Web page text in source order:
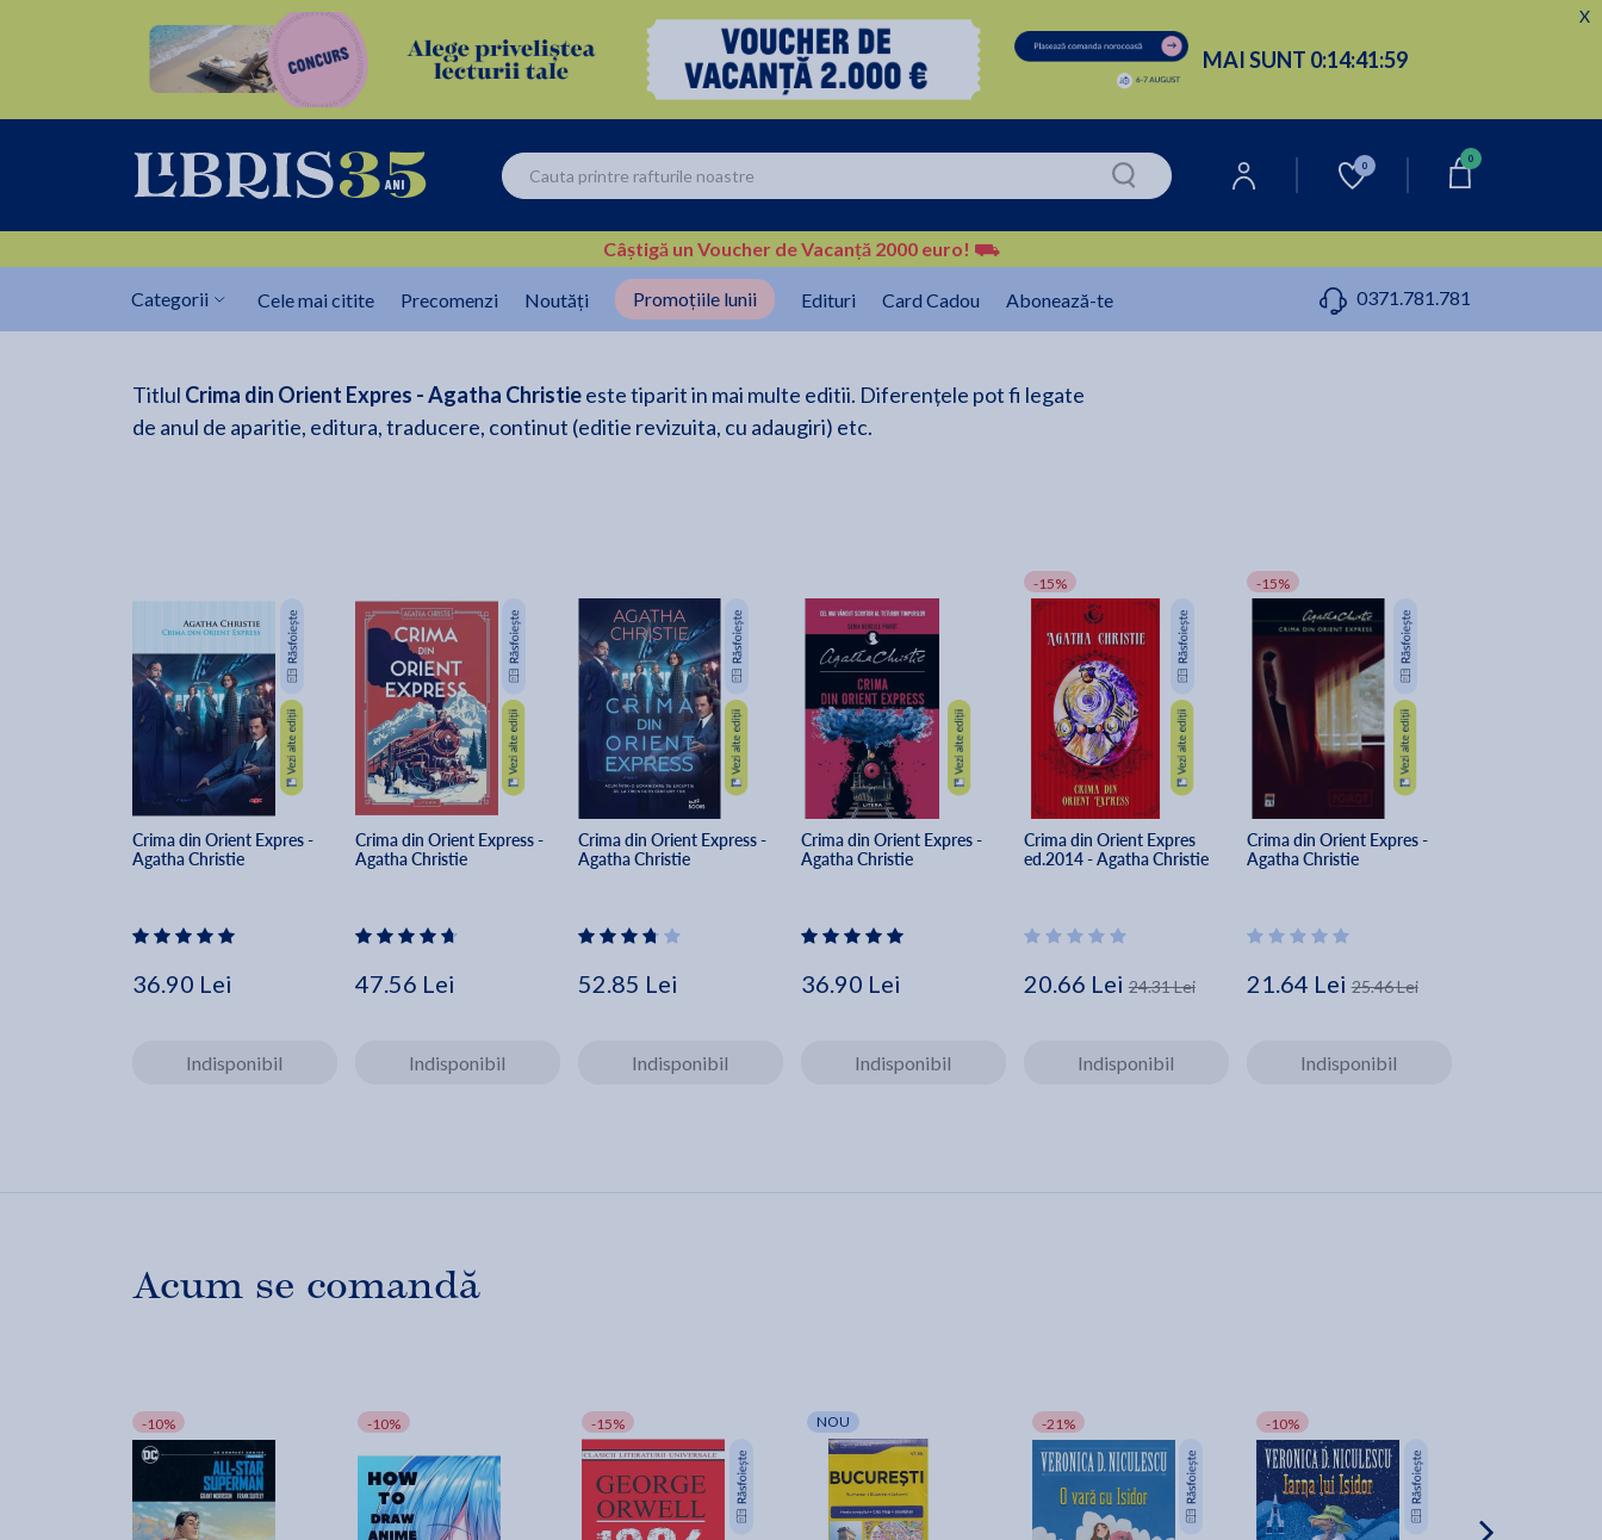
MAI SUNT 0:14:41:58
X
0
0
Câștigă un Voucher de Vacanță 2000 euro! ⛟
Categorii Cele mai citite Precomenzi Noutăți Promoțiile lunii Edituri Card Cadou Abonează-te 0371.781.781
Titlul Crima din Orient Expres - Agatha Christieeste tiparit in mai multe editii. Diferențele pot fi legate
de anul de aparitie, editura, traducere, continut (editie revizuita, cu adaugiri) etc.
Crima din Orient Expres -
Agatha Christie
36.90 Lei
Indisponibil
Crima din Orient Express -
Agatha Christie
47.56 Lei
Indisponibil
Crima din Orient Express -
Agatha Christie
52.85 Lei
Indisponibil
Crima din Orient Expres -
Agatha Christie
36.90 Lei
Indisponibil
-15%
Crima din Orient Expres
ed.2014 - Agatha Christie
20.66 Lei 24.31 Lei
Indisponibil
-15%
Crima din Orient Expres -
Agatha Christie
21.64 Lei 25.46 Lei
Indisponibil
Acum se comandă
-10% -10% -15% NOU -21% -10%